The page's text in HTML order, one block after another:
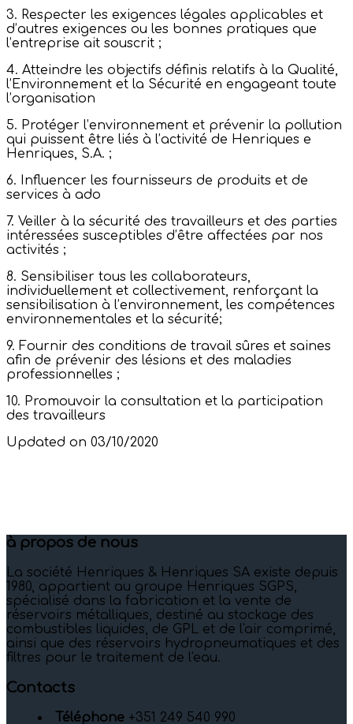
3. Respecter les exigences légales applicables et
d’autres exigences ou les bonnes pratiques que
l’entreprise ait souscrit ;
4. Atteindre les objectifs définis relatifs à la Qualité,
l’Environnement et la Sécurité en engageant toute
l’organisation
5. Protéger l’environnement et prévenir la pollution
qui puissent être liés à l’activité de Henriques e
Henriques, S.A. ;
6. Influencer les fournisseurs de produits et de
services à ado
7. Veiller à la sécurité des travailleurs et des parties
intéressées susceptibles d’être affectées par nos
activités ;
8. Sensibiliser tous les collaborateurs,
individuellement et collectivement, renforçant la
sensibilisation à l’environnement, les compétences
environnementales et la sécurité;
9. Fournir des conditions de travail sûres et saines
afin de prévenir des lésions et des maladies
professionnelles ;
10. Promouvoir la consultation et la participation
des travailleurs
Updated on 03/10/2020
à propos de nous
La société Henriques & Henriques SA existe depuis
1980, appartient au groupe Henriques SGPS,
spécialisé dans la fabrication et la vente de
réservoirs métalliques, destiné au stockage des
combustibles liquides, de GPL et de l'air comprimé,
ainsi que des réservoirs hydropneumatiques et des
filtres pour le traitement de l'eau.
Contacts
Téléphone +351 249 540 990